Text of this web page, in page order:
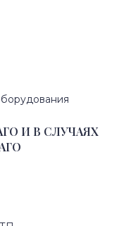
И В СЛУЧАЯХ